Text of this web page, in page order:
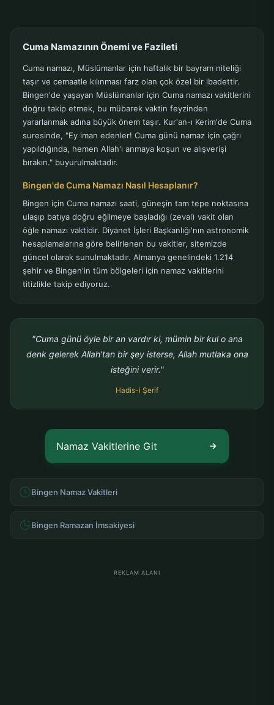
Cuma Namazının Önemi ve Fazileti
Cuma namazı, Müslümanlar için haftalık bir bayram niteliği
taşır ve cemaatle kılınması farz olan çok özel bir ibadettir.
Bingen'de yaşayan Müslümanlar için Cuma namazı vakitlerini
doğru takip etmek, bu mübarek vaktin feyzinden
yararlanmak adına büyük önem taşır. Kur'an-ı Kerim'de Cuma
suresinde, "Ey iman edenler! Cuma günü namaz için çağrı
yapıldığında, hemen Allah'ı anmaya koşun ve alışverişi
bırakın." buyurulmaktadır.
Bingen'de Cuma Namazı Nasıl Hesaplanır?
Bingen için Cuma namazı saati, güneşin tam tepe noktasına
ulaşıp batıya doğru eğilmeye başladığı (zeval) vakit olan
öğle namazı vaktidir. Diyanet İşleri Başkanlığı'nın astronomik
hesaplamalarına göre belirlenen bu vakitler, sitemizde
güncel olarak sunulmaktadır. Almanya genelindeki 1.214
şehir ve Bingen'in tüm bölgeleri için namaz vakitlerini
titizlikle takip ediyoruz.
"Cuma günü öyle bir an vardır ki, mümin bir kul o ana
denk gelerek Allah'tan bir şey isterse, Allah mutlaka ona
isteğini verir."
Hadis-i Şerif
Namaz Vakitlerine Git
Bingen Namaz Vakitleri
Bingen Ramazan İmsakiyesi
REKLAM ALANI